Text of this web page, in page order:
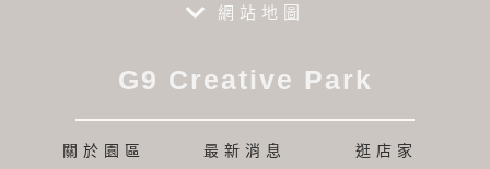
網站地圖
G9 Creative Park
關於園區 最新消息 逛店家